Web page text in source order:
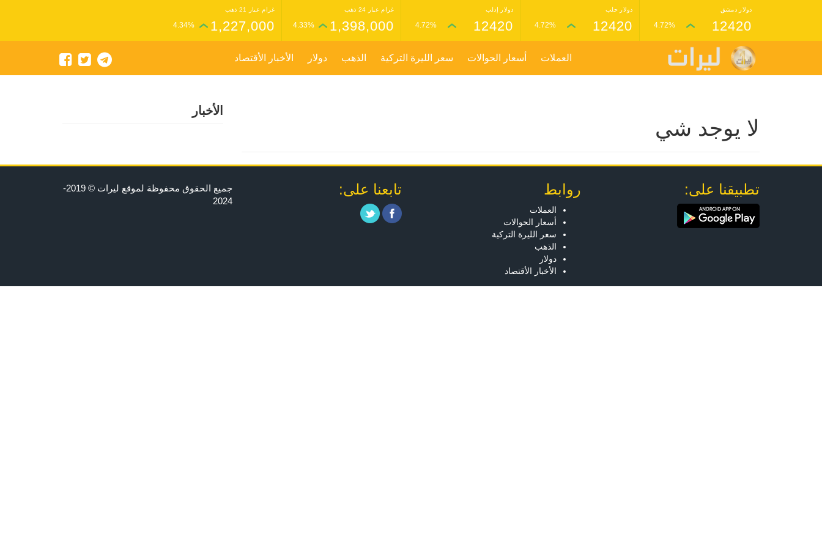
دولار دمشق
12420
4.72%
دولار حلب
12420
4.72%
دولار إدلب
12420
4.72%
غرام عيار 24 ذهب
1,398,000
4.33%
غرام عيار 21 ذهب
1,227,000
4.34%
العملات أسعار الحوالات سعر الليرة التركية الذهب دولار الأخبار الأقتصاد
لا يوجد شي
الأخبار
تطبيقنا على: روابط
العملات
أسعار الحوالات
سعر الليرة التركية
الذهب
دولار
الأخبار الأقتصاد
تابعنا على:
جميع الحقوق محفوظة لموقع ليرات © 2019-
2024